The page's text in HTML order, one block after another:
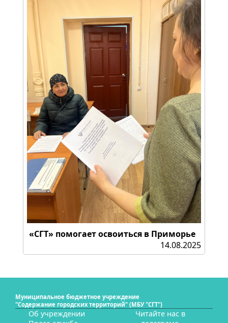
«СГТ» помогает освоиться в Приморье
14.08.2025
Муниципальное бюджетное учреждение
"Содержание городских территорий" (МБУ "СГТ")
Об учреждении
Читайте нас в